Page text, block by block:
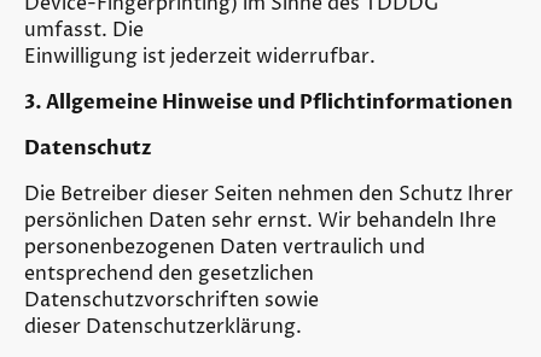
umfasst. Die
Einwilligung ist jederzeit widerrufbar.
3. Allgemeine Hinweise und Pflichtinformationen
Datenschutz
Die Betreiber dieser Seiten nehmen den Schutz Ihrer
persönlichen Daten sehr ernst. Wir behandeln Ihre
personenbezogenen Daten vertraulich und
entsprechend den gesetzlichen
Datenschutzvorschriften sowie
dieser Datenschutzerklärung.